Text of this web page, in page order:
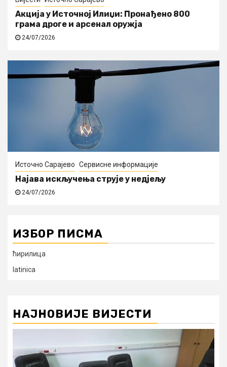
Акција у Источној Илиџи: Пронађено 800
грама дроге и арсенал оружја
24/07/2026
Источно Сарајево Сервисне информације
Најава искључења струје у недјељу
24/07/2026
ИЗБОР ПИСМА
ћирилица
latinica
НАЈНОВИЈЕ ВИЈЕСТИ